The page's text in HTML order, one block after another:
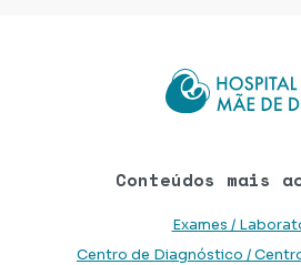
Conteúdos mais
Exames /
Centro de Diagnóstico /